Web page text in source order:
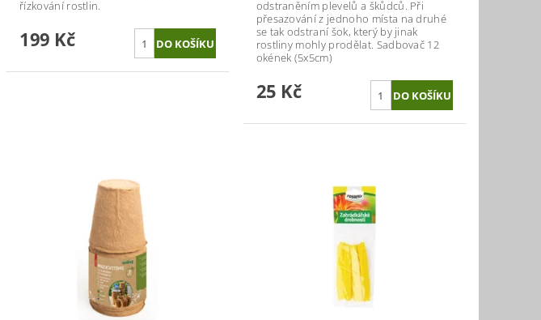
řízkování rostlin.
199 Kč
odstraněním plevelů a škůdců. Při
přesazování z jednoho místa na druhé
se tak odstraní šok, který by jinak
rostliny mohly prodělat. Sadbovač 12
okének (5x5cm)
25 Kč